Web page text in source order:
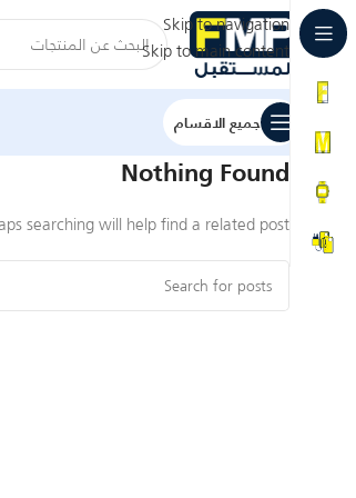
Skip to navigation
Skip to main content
جميع الاقسام
Nothing Found
searching will help find a related post.